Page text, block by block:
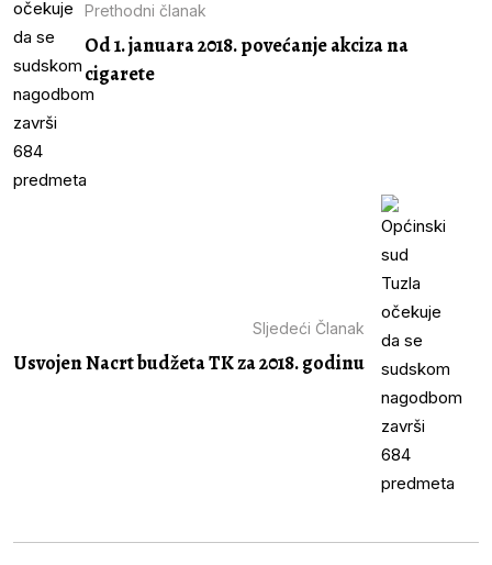
Prethodni članak
Od 1. januara 2018. povećanje akciza na
cigarete
Sljedeći Članak
Usvojen Nacrt budžeta TK za 2018. godinu